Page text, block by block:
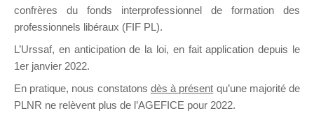
DIRIGEANT
il y a un mois
confrères du fonds interprofessionnel de formation des
professionnels libéraux (FIF PL).
L’Urssaf, en anticipation de la loi, en fait application depuis le
1er janvier 2022.
En pratique, nous constatons dès à présent qu’une majorité de
PLNR ne relèvent plus de l’AGEFICE pour 2022.